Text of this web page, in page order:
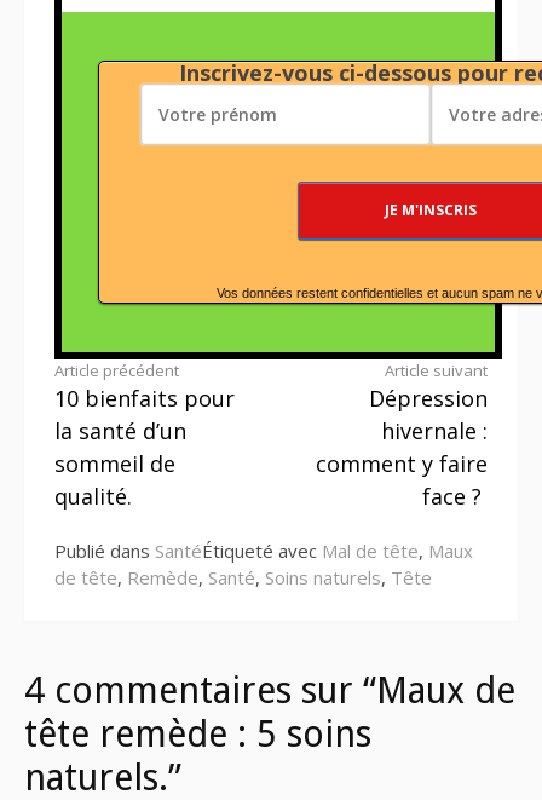
Inscrivez-vous ci-dessous pour
Vos données restent confidentielles et aucun spam ne
Lire
la
suite
Article précédent
10 bienfaits pour
la santé d’un
sommeil de
qualité.
Article suivant
Dépression
hivernale :
comment y faire
face ?
Publié dans SantéÉtiqueté avec Mal de tête, Maux
de tête, Remède, Santé, Soins naturels, Tête
4 commentaires sur “Maux de
tête remède : 5 soins
naturels.”